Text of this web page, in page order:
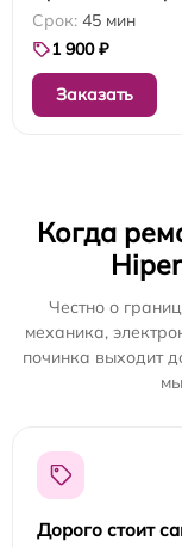
45 мин
1 900 ₽
Заказать
Когда
Hiper
Честно о
механика,
починка выходит
Дорого стоит